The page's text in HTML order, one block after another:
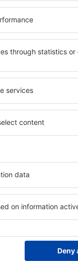
că după
să căutaţi un
cazarea
o călătorie
de căutare.
out. După ce
afișa
în
gratuită
găsi cazare în
pachet